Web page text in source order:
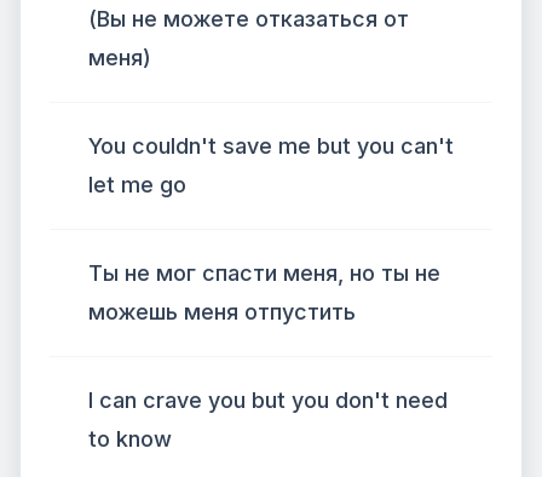
(Вы не можете отказаться от
меня)
You couldn't save me but you can't
let me go
Ты не мог спасти меня, но ты не
можешь меня отпустить
I can crave you but you don't need
to know